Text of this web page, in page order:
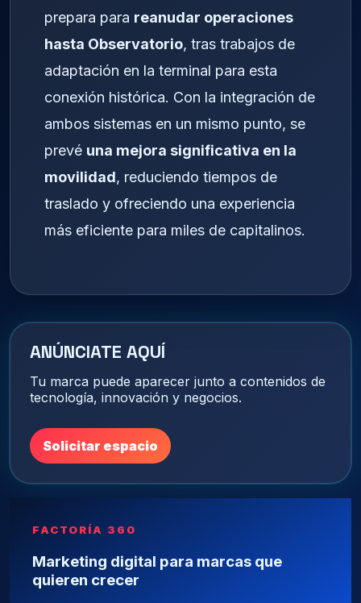
prepara para reanudar operaciones
hasta Observatorio, tras trabajos de
adaptación en la terminal para esta
conexión histórica. Con la integración de
ambos sistemas en un mismo punto, se
prevé una mejora significativa en la
movilidad, reduciendo tiempos de
traslado y ofreciendo una experiencia
más eficiente para miles de capitalinos.
ANÚNCIATE AQUÍ
Tu marca puede aparecer junto a contenidos de
tecnología, innovación y negocios.
Solicitar espacio
FACTORÍA 360
Marketing digital para marcas que
quieren crecer